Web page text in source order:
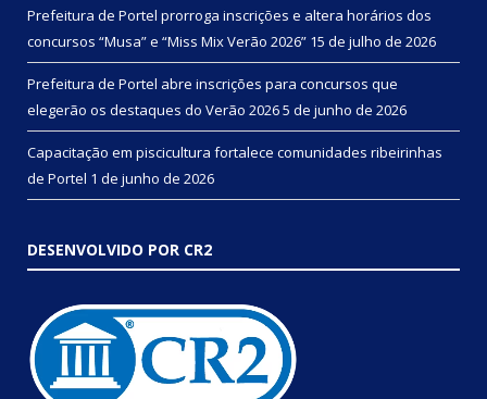
Prefeitura de Portel prorroga inscrições e altera horários dos
concursos “Musa” e “Miss Mix Verão 2026” 15 de julho de 2026
Prefeitura de Portel abre inscrições para concursos que
elegerão os destaques do Verão 20265 de junho de 2026
Capacitação em piscicultura fortalece comunidades ribeirinhas
de Portel 1 de junho de 2026
DESENVOLVIDO POR CR2